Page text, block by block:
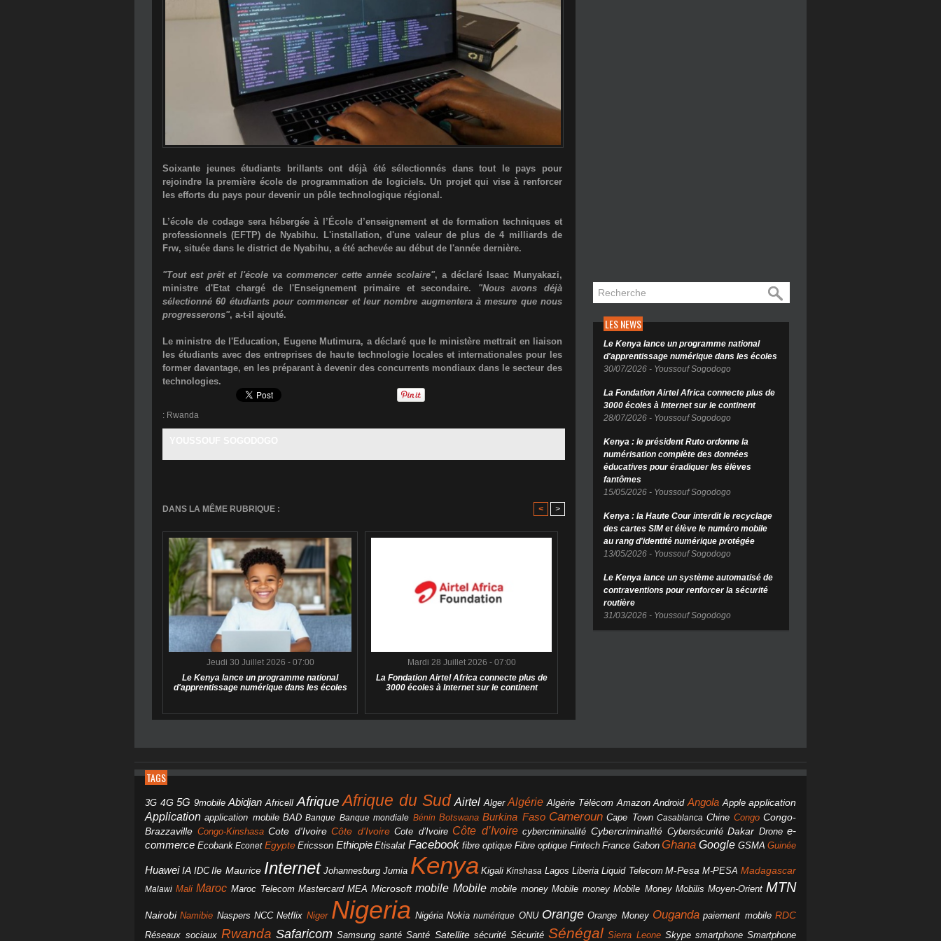
Soixante jeunes étudiants brillants ont déjà été sélectionnés dans tout le pays pour
rejoindre la première école de programmation de logiciels. Un projet qui vise à renforcer
les efforts du pays pour devenir un pôle technologique régional.
L’école de codage sera hébergée à l’École d’enseignement et de formation techniques et
professionnels (EFTP) de Nyabihu. L'installation, d'une valeur de plus de 4 milliards de
Frw, située dans le district de Nyabihu, a été achevée au début de l'année dernière.
"Tout est prêt et l'école va commencer cette année scolaire", a déclaré Isaac Munyakazi,
ministre d'Etat chargé de l'Enseignement primaire et secondaire. "Nous avons déjà
sélectionné 60 étudiants pour commencer et leur nombre augmentera à mesure que nous
progresserons", a-t-il ajouté.
Le ministre de l'Education, Eugene Mutimura, a déclaré que le ministère mettrait en liaison
les étudiants avec des entreprises de haute technologie locales et internationales pour les
former davantage, en les préparant à devenir des concurrents mondiaux dans le secteur des
technologies.
: Rwanda
DANS LA MÊME RUBRIQUE : < >
Jeudi 30 Juillet 2026 - 07:00
Le Kenya lance un programme national
d'apprentissage numérique dans les écoles
Mardi 28 Juillet 2026 - 07:00
La Fondation Airtel Africa connecte plus de
3000 écoles à Internet sur le continent
LES NEWS
Le Kenya lance un programme national
d'apprentissage numérique dans les écoles
30/07/2026 - Youssouf Sogodogo
La Fondation Airtel Africa connecte plus de
3000 écoles à Internet sur le continent
28/07/2026 - Youssouf Sogodogo
Kenya : le président Ruto ordonne la
numérisation complète des données
éducatives pour éradiquer les élèves
fantômes
15/05/2026 - Youssouf Sogodogo
Kenya : la Haute Cour interdit le recyclage
des cartes SIM et élève le numéro mobile
au rang d'identité numérique protégée
13/05/2026 - Youssouf Sogodogo
Le Kenya lance un système automatisé de
contraventions pour renforcer la sécurité
routière
31/03/2026 - Youssouf Sogodogo
TAGS
3G 4G 5G 9mobile Abidjan Africell Afrique Afrique du Sud Airtel Alger Algérie Algérie Télécom Amazon Android Angola Apple application
Application application mobile BAD Banque Banque mondiale Bénin Botswana Burkina Faso Cameroun Cape Town Casablanca Chine Congo Congo-
Brazzaville Congo-Kinshasa Cote d'Ivoire Côte d'Ivoire Cote d’Ivoire Côte d’Ivoire cybercriminalité Cybercriminalité Cybersécurité Dakar Drone e-
commerce Ecobank Econet Egypte Ericsson Ethiopie Etisalat Facebook fibre optique Fibre optique Fintech France Gabon Ghana Google GSMA Guinée
Huawei IA IDC Ile Maurice Internet Johannesburg Jumia Kenya Kigali Kinshasa Lagos Liberia Liquid Telecom M-Pesa M-PESA Madagascar
Malawi Mali Maroc Maroc Telecom Mastercard MEA Microsoft mobile Mobile mobile money Mobile money Mobile Money Mobilis Moyen-Orient MTN
Nairobi Namibie Naspers NCC Netflix Niger Nigeria Nigéria Nokia numérique ONU Orange Orange Money Ouganda paiement mobile RDC
Réseaux sociaux Rwanda Safaricom Samsung santé Santé Satellite sécurité Sécurité Sénégal Sierra Leone Skype smartphone Smartphone